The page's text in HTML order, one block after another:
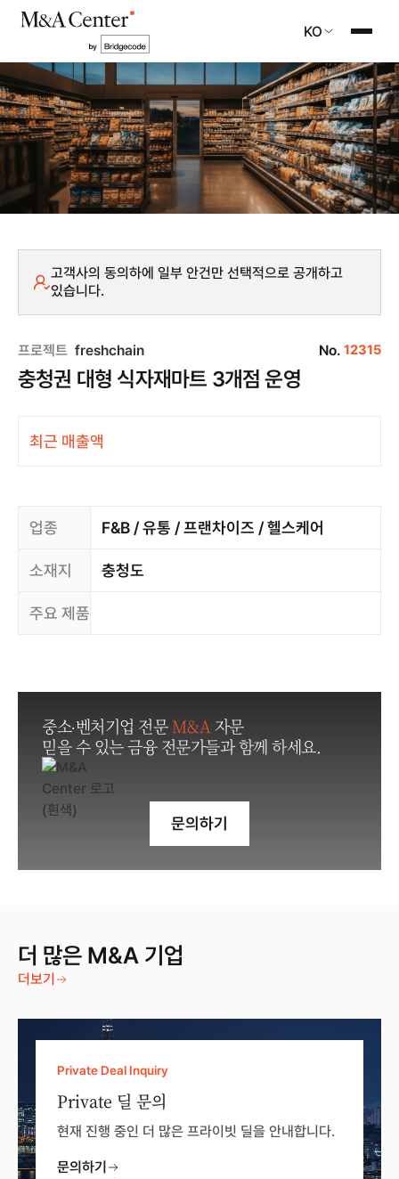
KO
고객사의 동의하에 일부 안건만 선택적으로 공개하고
있습니다.
프로젝트 freshchain No. 12315
충청권 대형 식자재마트 3개점 운영
최근 매출액
업종 F&B / 유통 / 프랜차이즈 / 헬스케어
소재지 충청도
주요 제품
중소·벤처기업 전문M&A 자문
믿을 수 있는 금융 전문가들과 함께 하세요.
문의하기
더 많은 M&A 기업
더보기
Private Deal Inquiry
Private 딜 문의
현재 진행 중인 더 많은 프라이빗 딜을 안내합니다.
문의하기